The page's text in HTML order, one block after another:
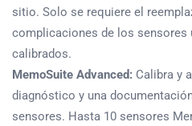
sitio. Solo se requiere el
complicaciones de los sensores
calibrados.
MemoSuite Advanced: Calibra y
diagnóstico y una
sensores. Hasta 10 sensores